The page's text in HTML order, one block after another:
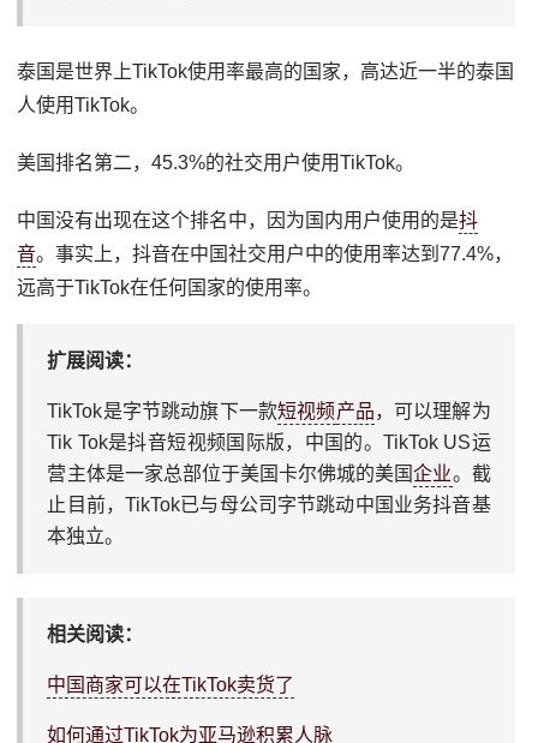
泰国是世界上TikTok使用率最高的国家，高达近一半的泰国
人使用TikTok。
美国排名第二，45.3%的社交用户使用TikTok。
中国没有出现在这个排名中，因为国内用户使用的是抖
音。事实上，抖音在中国社交用户中的使用率达到77.4%，
远高于TikTok在任何国家的使用率。
扩展阅读：
TikTok是字节跳动旗下一款短视频产品，可以理解为
Tik Tok是抖音短视频国际版，中国的。TikTok US运
营主体是一家总部位于美国卡尔佛城的美国企业。截
止目前，TikTok已与母公司字节跳动中国业务抖音基
本独立。
相关阅读：
中国商家可以在TikTok卖货了
如何通过TikTok为亚马逊积累人脉